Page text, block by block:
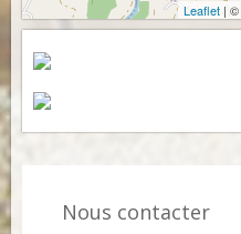
Leaflet | ©
Nous contacter